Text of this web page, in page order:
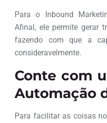
Para o Inbound
Afinal, ele permite gerar
fazendo com que a
consideravelmente.
Conte com
Automação
Para facilitar as coisas